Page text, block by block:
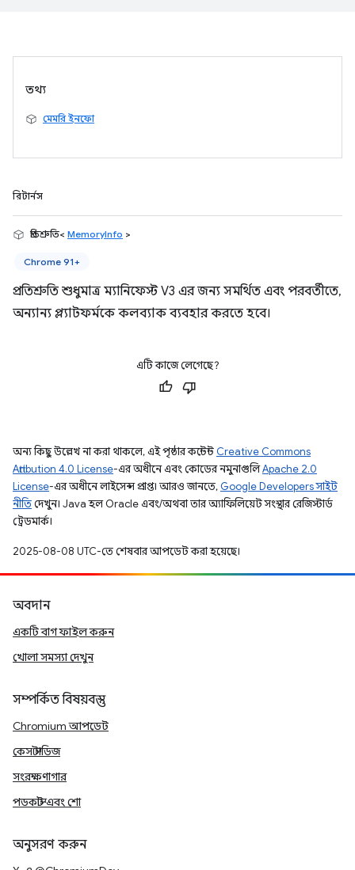
তথ্য
মেমরি ইনফো
রিটার্নস
প্রতিশ্রুতি< MemoryInfo >
Chrome 91+
প্রতিশ্রুতি শুধুমাত্র ম্যানিফেস্ট V3 এর জন্য সমর্থিত এবং পরবর্তীতে,
অন্যান্য প্ল্যাটফর্মকে কলব্যাক ব্যবহার করতে হবে।
এটি কাজে লেগেছে?
অন্য কিছু উল্লেখ না করা থাকলে, এই পৃষ্ঠার কন্টেন্ট Creative Commons
Attribution 4.0 License-এর অধীনে এবং কোডের নমুনাগুলিApache 2.0
License-এর অধীনে লাইসেন্স প্রাপ্ত। আরও জানতে, Google Developers সাইট
নীতিদেখুন। Java হল Oracle এবং/অথবা তার অ্যাফিলিয়েট সংস্থার রেজিস্টার্ড
ট্রেডমার্ক।
2025-08-08 UTC-তে শেষবার আপডেট করা হয়েছে।
অবদান
একটি বাগ ফাইল করুন
খোলা সমস্যা দেখুন
সম্পর্কিত বিষয়বস্তু
Chromium আপডেট
কেস স্টাডিজ
সংরক্ষণাগার
পডকাস্ট এবং শো
অনুসরণ করুন